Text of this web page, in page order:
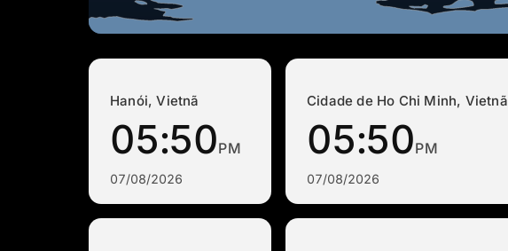
Hanói, Vietnã
05:50PM
07/08/2026
Cidade de Ho Chi Minh, Vietnã
05:50PM
07/08/2026